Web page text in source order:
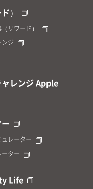
）
リワード）
ジ
レンジ Apple
レーター
ター
Life